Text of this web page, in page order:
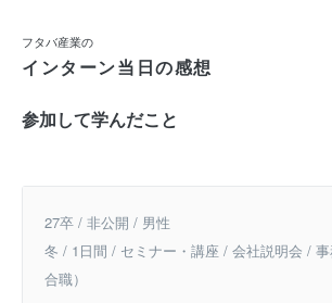
フタバ産業の
インターン当日の感想
参加して学んだこと
27卒 / 非公開 / 男性
冬 / 1日間 / セミナー・講座 / 会社説明会 /
合職）